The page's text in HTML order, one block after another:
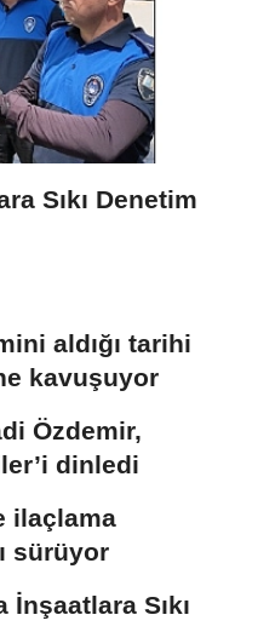
Sıkı Denetim
aldığı tarihi
kavuşuyor
Özdemir,
dinledi
ilaçlama
sürüyor
İnşaatlara Sıkı